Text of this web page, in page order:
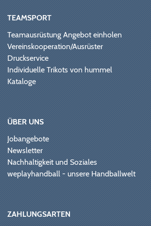
TEAMSPORT
Teamausrüstung Angebot einholen
Vereinskooperation/Ausrüster
Druckservice
Individuelle Trikots von hummel
Kataloge
ÜBER UNS
Jobangebote
Newsletter
Nachhaltigkeit und Soziales
weplayhandball - unsere Handballwelt
ZAHLUNGSARTEN